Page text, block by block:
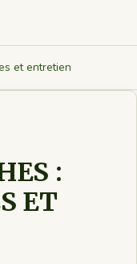
et entretien
:
ET